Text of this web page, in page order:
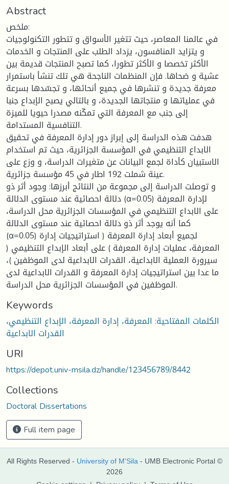
Abstract
ملخص:
في عالمنا المعاصر، حيث تتغير الأسواق و تتطور التكنولوجيات
و يتزايد المنافسون، يزداد الطلب على المنتجات و الخدمات
الأكثر تخصصا و الأكثر تطورا، كما تصبح المنتجات قديمة بين
عشية و ضحاها. فإن المنظمات الناجحة هي تلك تنشأ باستمرار
معرفة جديدة و تنشرها في جميع أنحائها، و تجسّدها بسرعة
في عملياتها و منتجاتها الجديدة، و بالتالي يصبح الإبداع جنبا
إلى جنب مع المعرفة التي تمكّنه مصدرا حيويا للميزة
التنافسية المستدامة.
هدفت هذه الدراسة إلى إبراز دور إدارة المعرفة في تحقيق
الابداع التنظيمي في المؤسسة الجزائرية، حيث تم استخدام
الاستبيان كأداة لجمع البيانات عن متغيرات الدراسة، و وزع على
عينة شملت 192 اطار في 45 مؤسسة جزائرية.
و توصلت الدراسة إلى مجموعة من النتائج أبرزها: وجود أثر ذو
دلالة احصائية عند مستوى الدلالة (α=0.05) لإدارة المعرفة
على الابداع التنظيمي في المؤسسات الجزائرية محل الدراسة،
كما أنه يوجد أثر ذو دلالة احصائية عند مستوى الدلالة
(α=0.05) لجميع أبعاد إدارة المعرفة ( استراتيجيات إدارة
المعرفة، عمليات إدارة المعرفة ) على أبعاد الإبداع التنظيمي (
سيرورة العملية الابداعية، القدرات الابداعية لدى الموظفين )،
ما عدا بين استراتيجيات إدارة المعرفة و القدرات الابداعية لدى
الموظفين في المؤسسات الجزائرية محل الدراسة.
Keywords
الكلمات المفتاحية: المعرفة، إدارة المعرفة، الإبداع التنظيمي،
القدرات الابداعية
URI
https://depot.univ-msila.dz/handle/123456789/8442
Collections
Doctoral Dissertations
Full item page
All Rights Reserved - University of M'Sila - UMB Electronic Portal ©
2026